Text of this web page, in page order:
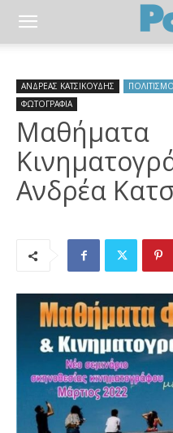
ΑΝΔΡΕΑΣ ΚΑΤΣΙΚΟΥΔΗΣ
ΦΩΤΟΓΡΑΦΙΑ
Μαθήματα
Ανδρέα